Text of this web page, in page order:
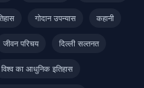
गोदान उपन्यास कहानी
जीवन परिचय दिल्ली सल्तनत
विश्व का आधुनिक इतिहास